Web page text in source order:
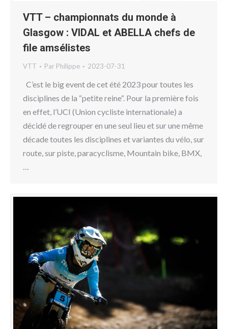
VTT – championnats du monde à
Glasgow : VIDAL et ABELLA chefs de
file amsélistes
VTT Par Philippe 2023-07-31
C’est le big event de cet été 2023 pour toutes les
disciplines de la “petite reine“. Pour la première fois
en effet, l’UCI (Union cycliste internationale) a
décidé de regrouper en une seul lieu et sur une même
décade toutes les disciplines et variantes du vélo, sur
route, sur piste, paracyclisme, Mountain bike, BMX,
…